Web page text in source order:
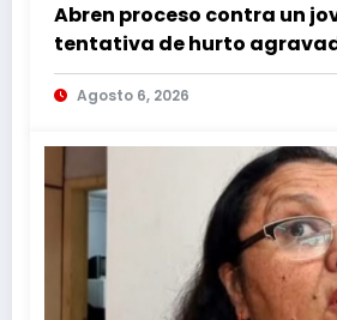
Abren proceso contra un
tentativa de hurto
Agosto 6, 2026